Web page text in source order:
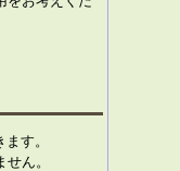
す。
ん。